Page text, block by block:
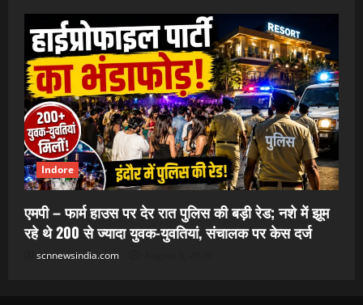
Indore
एमपी – फार्म हाउस पर देर रात पुलिस की बड़ी रेड; नशे में झूम
रहे थे 200 से ज्यादा युवक-युवतियां, संचालक पर केस दर्ज
scnnewsindia.com